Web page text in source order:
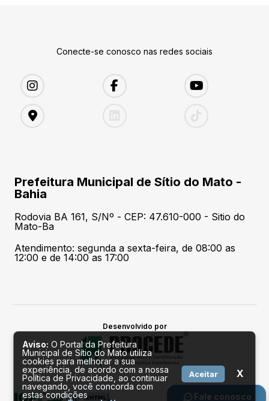
Fale conosco
Conecte-se conosco nas redes sociais
Prefeitura Municipal de Sítio do Mato -
Bahia
Rodovia BA 161, S/Nº - CEP: 47.610-000 - Sitio do
Mato-Ba
Atendimento: segunda a sexta-feira, de 08:00 as
12:00 e de 14:00 as 17:00
Desenvolvido por
Aviso: O Portal da Prefeitura
Municipal de Sítio do Mato utiliza
cookies para melhorar a sua
experiência, de acordo com a nossa
Política de Privacidade, ao continuar
navegando, você concorda com
estas condições
Aceitar X